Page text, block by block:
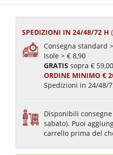
SPEDIZIONI IN 24/48/72 H
Consegna standard
Isole > € 8,90
GRATIS sopra € 59,00
ORDINE MINIMO €
Spedizioni in 24/48/
Disponibili
sabato). Puoi
carrello prima del